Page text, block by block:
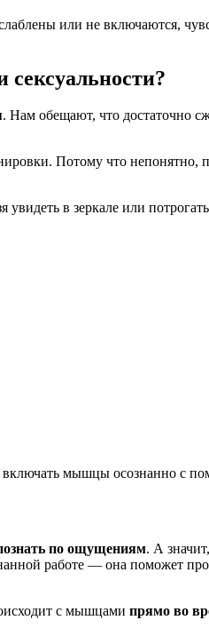
или не включаются,
. Нам обещают, что достаточно
Потому что
в зеркале или
мышцы осознанно с
по ощущениям. А
работе — она поможет
с мышцами прямо во